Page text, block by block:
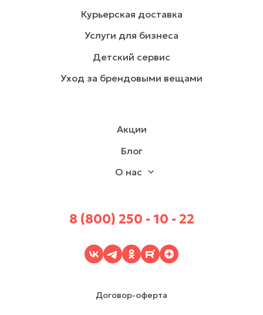
Курьерская доставка
Услуги для бизнеса
Детский сервис
Уход за брендовыми вещами
Акции
Блог
О нас
8 (800) 250 - 10 - 22
Договор-оферта